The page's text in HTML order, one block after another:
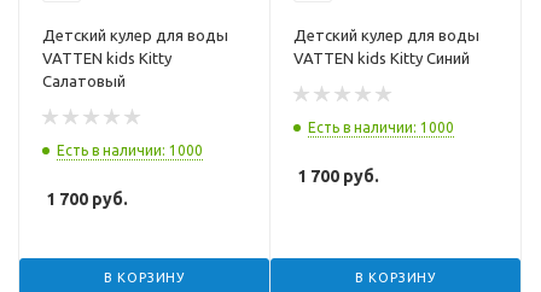
Детский кулер для воды
VATTEN kids Kitty
Салатовый
Есть в наличии: 1000
1 700 руб.
В КОРЗИНУ
Детский кулер для воды
VATTEN kids Kitty Синий
Есть в наличии: 1000
1 700 руб.
В КОРЗИНУ